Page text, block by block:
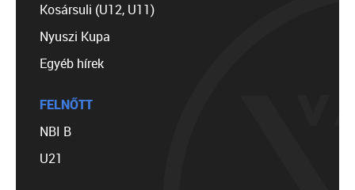
Kosársuli (U12, U11)
Nyuszi Kupa
Egyéb hírek
FELNŐTT
NBI B
U21